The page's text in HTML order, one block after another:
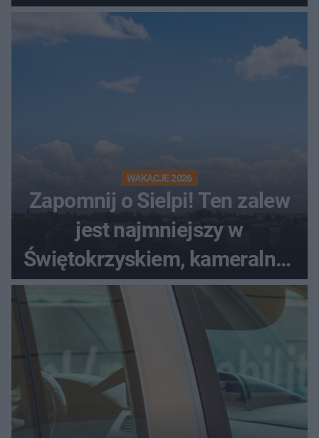
kombajnem
WAKACJE 2026
Zapomnij o Sielpi! Ten zalew
jest najmniejszy w
Świętokrzyskiem, kameralny i
bez tłumów